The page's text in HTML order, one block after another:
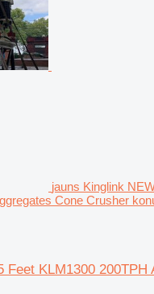
jauns Kinglink
Cone Crusher
Feet KLM1300 200TPH